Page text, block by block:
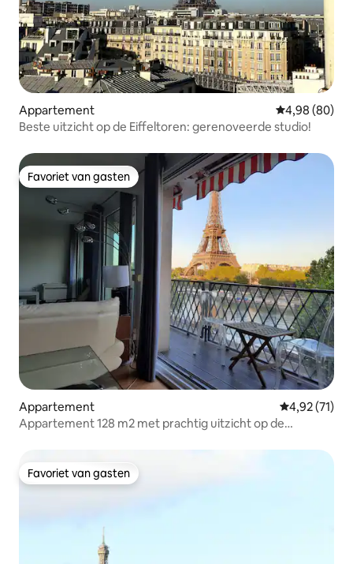
Appartement Gemiddelde
4,98 (80)
Beste uitzicht op de Eiffeltoren: gerenoveerde studio!
Favoriet van gasten
Favoriet van gasten
Appartement Gemiddelde
4,92 (71)
Appartement 128 m2 met prachtig uitzicht op de
Favoriet van gasten
Favoriet van gasten